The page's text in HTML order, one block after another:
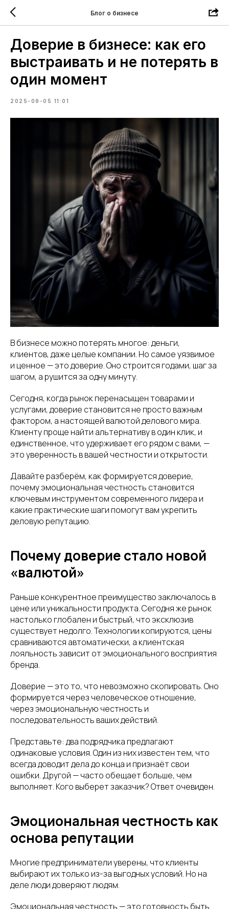
Блог о бизнесе
Доверие в бизнесе: как его
выстраивать и не потерять в
один момент
2025-09-05 11:01
В бизнесе можно потерять многое: деньги,
клиентов, даже целые компании. Но самое уязвимое
и ценное — это доверие. Оно строится годами, шаг за
шагом, а рушится за одну минуту.
Сегодня, когда рынок перенасыщен товарами и
услугами, доверие становится не просто важным
фактором, а настоящей валютой делового мира.
Клиенту проще найти альтернативу в один клик, и
единственное, что удерживает его рядом с вами, —
это уверенность в вашей честности и открытости.
Давайте разберём, как формируется доверие,
почему эмоциональная честность становится
ключевым инструментом современного лидера и
какие практические шаги помогут вам укрепить
деловую репутацию.
Почему доверие стало новой
«валютой»
Раньше конкурентное преимущество заключалось в
цене или уникальности продукта. Сегодня же рынок
настолько глобален и быстрый, что эксклюзив
существует недолго. Технологии копируются, цены
сравниваются автоматически, а клиентская
лояльность зависит от эмоционального восприятия
бренда.
Доверие — это то, что невозможно скопировать. Оно
формируется через человеческое отношение,
через эмоциональную честность и
последовательность ваших действий.
Представьте: два подрядчика предлагают
одинаковые условия. Один из них известен тем, что
всегда доводит дела до конца и признаёт свои
ошибки. Другой — часто обещает больше, чем
выполняет. Кого выберет заказчик? Ответ очевиден.
Эмоциональная честность как
основа репутации
Многие предприниматели уверены, что клиенты
выбирают их только из-за выгодных условий. Но на
деле люди доверяют людям.
Эмоциональная честность — это готовность быть